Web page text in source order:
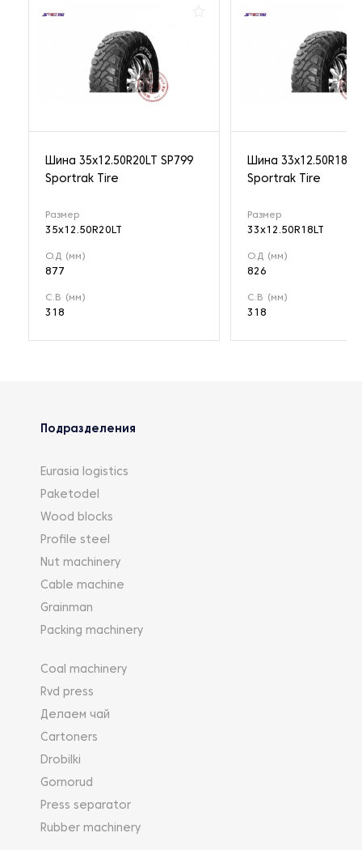
Шина 35x12.50R20LT SP799
Sportrak Tire
Размер
35x12.50R20LT
О.Д (мм)
877
С.В (мм)
318
Шина 33x12.50R18LT
Sportrak Tire
Размер
33x12.50R18LT
О.Д (мм)
826
С.В (мм)
318
Подразделения
Eurasia logistics
Paketodel
Wood blocks
Profile steel
Nut machinery
Cable machine
Grainman
Packing machinery
Coal machinery
Rvd press
Делаем чай
Cartoners
Drobilki
Gornorud
Press separator
Rubber machinery